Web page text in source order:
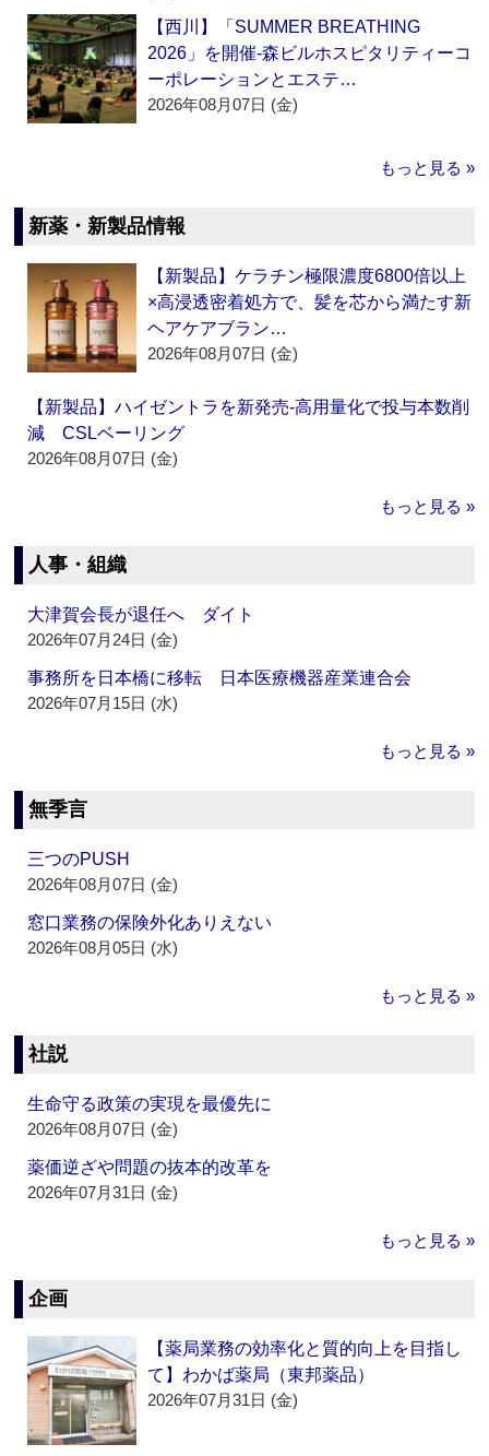
【西川】「SUMMER BREATHING
2026」を開催‐森ビルホスピタリティーコ
ーポレーションとエステ…
2026年08月07日 (金)
もっと見る »
新薬・新製品情報
【新製品】ケラチン極限濃度6800倍以上
×高浸透密着処方で、髪を芯から満たす新
ヘアケアブラン…
2026年08月07日 (金)
【新製品】ハイゼントラを新発売‐高用量化で投与本数削
減 CSLベーリング
2026年08月07日 (金)
もっと見る »
人事・組織
大津賀会長が退任へ ダイト
2026年07月24日 (金)
事務所を日本橋に移転 日本医療機器産業連合会
2026年07月15日 (水)
もっと見る »
無季言
三つのPUSH
2026年08月07日 (金)
窓口業務の保険外化ありえない
2026年08月05日 (水)
もっと見る »
社説
生命守る政策の実現を最優先に
2026年08月07日 (金)
薬価逆ざや問題の抜本的改革を
2026年07月31日 (金)
もっと見る »
企画
【薬局業務の効率化と質的向上を目指し
て】わかば薬局（東邦薬品）
2026年07月31日 (金)